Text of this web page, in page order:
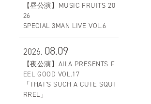
【昼公演】MUSIC FRUITS 20
26
SPECIAL 3MAN LIVE VOL.6
2026. 08.09
【夜公演】AILA PRESENTS F
EEL GOOD VOL.17
「THAT'S SUCH A CUTE SQUI
RREL」